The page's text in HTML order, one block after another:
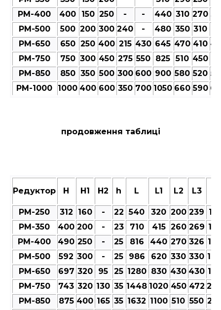
РМ-400
400 150 250 - - 440 310 270
РМ-500
500 200 300 240 - 480 350 310
РМ-650
650 250 400 215 430 645 470 410
РМ-750
750 300 450 275 550 825 510 450
РМ-850
850 350 500 300 600 900 580 520
РМ-1000
1000 400 600 350 700 1050 660 590
продовження таблиці
Редуктор Н Н1 Н2 h L L1 L2 L3
РМ-250 312 160 - 22 540 320 200 239 101
РМ-350
400 200 - 23 710 415 260 269 122
РМ-400
490 250 - 25 816 440 270 326 128
РМ-500
592 300 - 25 986 620 330 330
РМ-650
697 320 95 25 1280 830 430 430 183
РМ-750
743 320 130 35 1448 1020 450 472
РМ-850
875 400 165 35 1632 1100 510 550